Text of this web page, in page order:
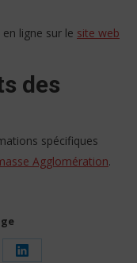
ligne sur le site web
des
spécifiques
Agglomération.